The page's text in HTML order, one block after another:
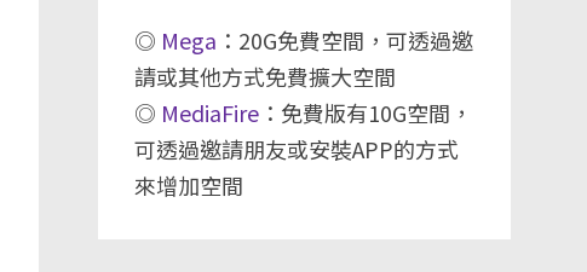
◎ Mega ：20G免費空間，可透過邀
請或其他方式免費擴大空間
◎ MediaFire：免費版有10G空間，
可透過邀請朋友或安裝APP的方式
來增加空間